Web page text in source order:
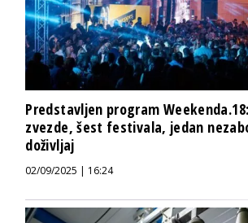
Predstavljen program
zvezde, šest festivala, jedan
doživljaj
02/09/2025 | 16:24